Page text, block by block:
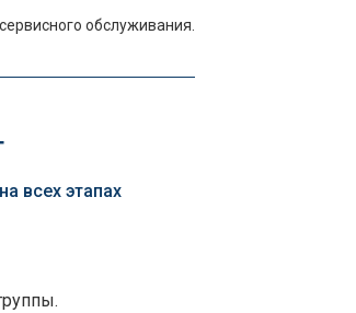
обслуживания.
всех этапах